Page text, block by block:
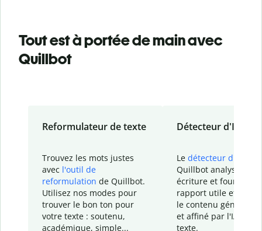
Tout est à portée de main avec
Quillbot
Reformulateur de texte
Trouvez les mots justes
avec l'outil de
reformulation de Quillbot.
Utilisez nos modes pour
trouver le bon ton pour
votre texte : soutenu,
académique, simple...
Détecteur d'IA
Le détecteur d'IA
Quillbot analyse votre
écriture et fournit un
rapport utile et
le contenu généré
et affiné par l'IA
texte.